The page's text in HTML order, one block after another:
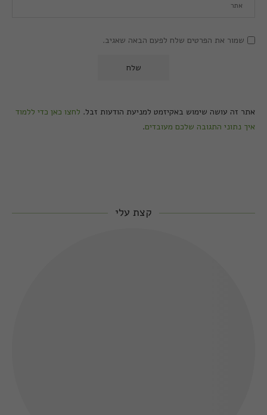
שמור את הפרטים שלח לפעם הבאה שאגיב.
אתר זה עושה שימוש באקיזמט למניעת הודעות זבל. לחצו כאן כדי ללמוד
איך נתוני התגובה שלכם מעובדים.
קצת עלי